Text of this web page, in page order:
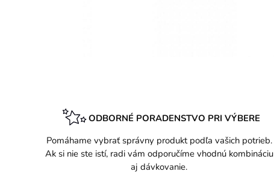
ODBORNÉ PORADENSTVO PRI VÝBERE
Pomáhame vybrať správny produkt podľa vašich potrieb.
Ak si nie ste istí, radi vám odporučíme vhodnú kombináciu
aj dávkovanie.